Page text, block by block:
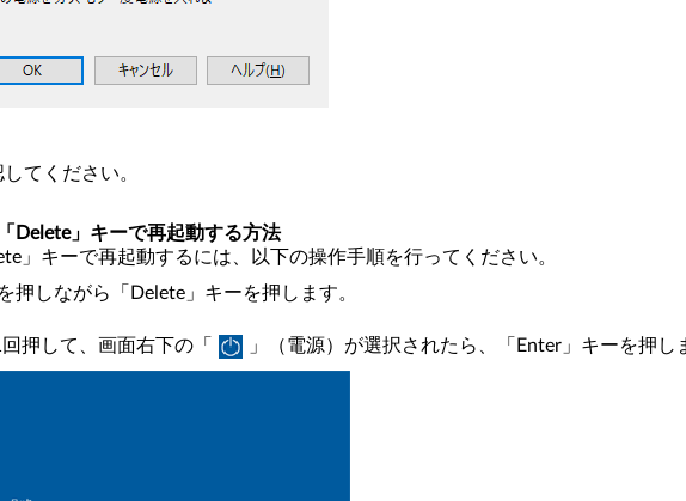
てください。
Delete」キーで再起動する方法
」キーで再起動するには、以下の操作手順を行ってください。
押しながら「Delete」キーを押します。
押して、画面右下の「 」（電源）が選択されたら、「Enter」キーを押し